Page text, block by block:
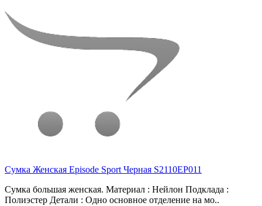
Сумка Женская Episode Sport Черная S2110EP011
Сумка большая женская. Материал : Нейлон Подклада :
Полиэстер Детали : Одно основное отделение на мо..